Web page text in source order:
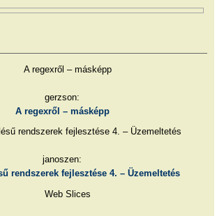
gerzson:
A regexről – másképp
janoszen:
rendszerek fejlesztése 4. – Üzemeltetés